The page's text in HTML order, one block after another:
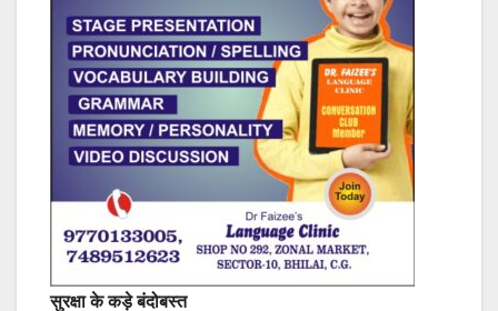
सुरक्षा के कड़े बंदोबस्त